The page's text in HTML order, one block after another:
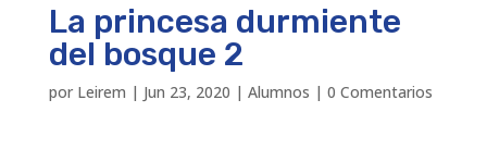
La princesa durmiente
del bosque 2
por Leirem | Jun 23, 2020 | Alumnos | 0 Comentarios